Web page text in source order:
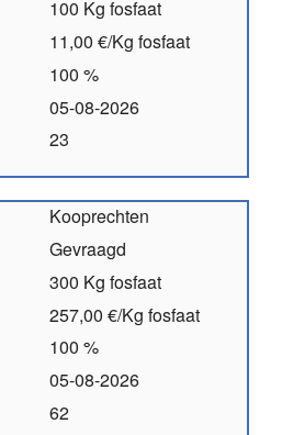
100 Kg fosfaat
11,00 €/Kg fosfaat
100 %
05-08-2026
23
Kooprechten
Gevraagd
300 Kg fosfaat
257,00 €/Kg fosfaat
100 %
05-08-2026
62